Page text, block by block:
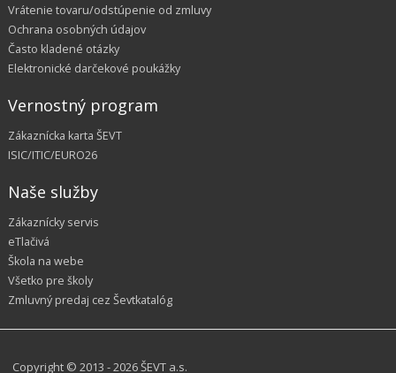
Vrátenie tovaru/odstúpenie od zmluvy
Ochrana osobných údajov
Často kladené otázky
Elektronické darčekové poukážky
Vernostný program
Zákaznícka karta ŠEVT
ISIC/ITIC/EURO26
Naše služby
Zákaznícky servis
eTlačivá
Škola na webe
Všetko pre školy
Zmluvný predaj cez Ševtkatalóg
Copyright © 2013 - 2026 ŠEVT a.s.